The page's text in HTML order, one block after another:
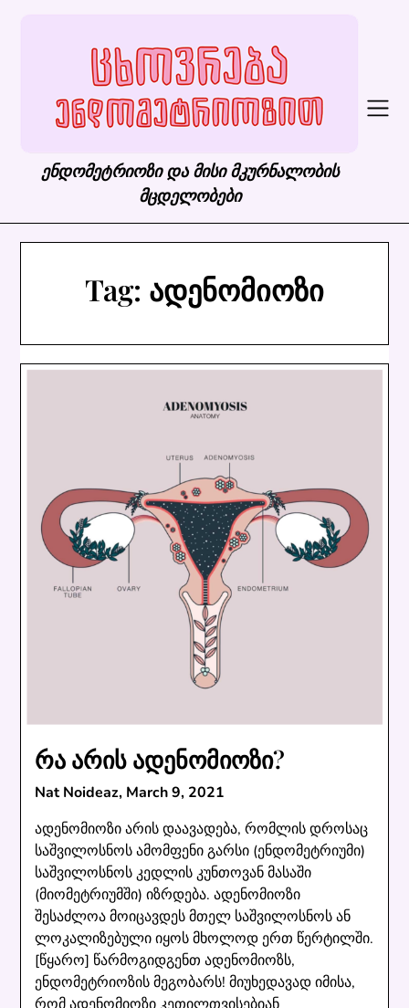
ენდომეტრიოზი და მისი მკურნალობის
მცდელობები
Tag: ადენომიოზი
რა არის ადენომიოზი?
Nat Noideaz, March 9, 2021
ადენომიოზი არის დაავადება, რომლის დროსაც
საშვილოსნოს ამომფენი გარსი (ენდომეტრიუმი)
საშვილოსნოს კედლის კუნთოვან მასაში
(მიომეტრიუმში) იზრდება. ადენომიოზი
შესაძლოა მოიცავდეს მთელ საშვილოსნოს ან
ლოკალიზებული იყოს მხოლოდ ერთ წერტილში.
[წყარო] წარმოგიდგენთ ადენომიოზს,
ენდომეტრიოზის მეგობარს! მიუხედავად იმისა,